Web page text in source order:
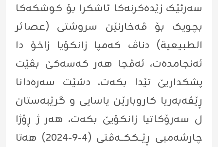
سەرئێک زێدەکرنەکا ئاشکرا بۆ کوشکەکا
بچویک بۆ ڤەخارنێن سروشتی (عصائر
الطبيعية) دناڤ کەمپا زانکۆیا زاخۆ دا
ئەنجامدەت، ئەڤجا هەر کەسەکێ بڤێت
پشکداریێ تێدا بکەت، دشێت سەرەدانا
ڕێڤەبەریا کاروبارێن یاسایی و گرێبەستان
ل سەرۆکاتیا زانکۆیێ بکەت، هەر ژ ڕۆژا
چارشەمبی ڕێــککــەڤتی (٤-٩-٢٠٢٤) هەتا